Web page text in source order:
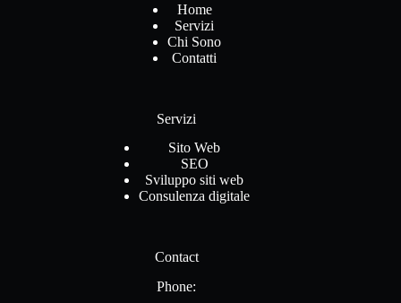
Home
Servizi
Chi Sono
Contatti
Servizi
Sito Web
SEO
Sviluppo siti web
Consulenza digitale
Contact
Phone: